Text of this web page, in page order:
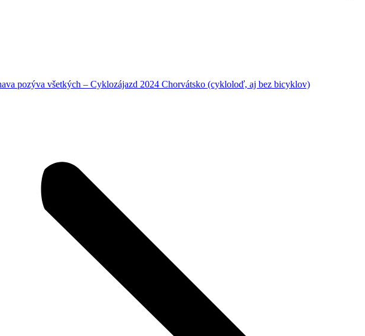
pozýva všetkých – Cyklozájazd 2024 Chorvátsko (cykloloď, aj bez bicyklov)